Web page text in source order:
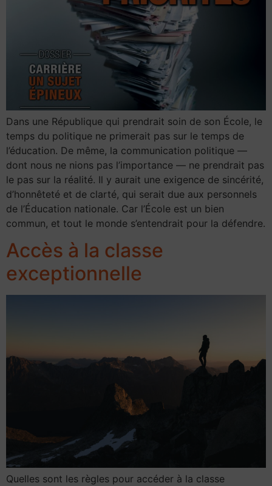
Dans une République qui prendrait soin de son École, le
temps du politique ne primerait pas sur le temps de
l’éducation. De même, la communication politique —
dont nous ne nions pas l’importance — ne prendrait pas
le pas sur la réalité. Il y aurait une exigence de sincérité,
d’honnêteté et de clarté, qui serait due aux personnels
de l’Éducation nationale. Car l’École est un bien
commun, et tout le monde s’entendrait pour la défendre.
Accès à la classe
exceptionnelle
Quelles sont les règles pour accéder à la classe